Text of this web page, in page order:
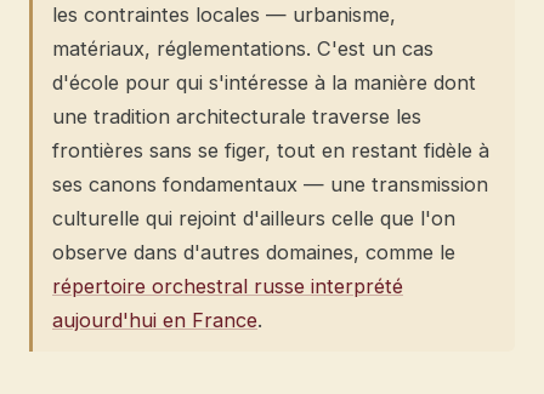
les contraintes locales — urbanisme,
matériaux, réglementations. C'est un cas
d'école pour qui s'intéresse à la manière dont
une tradition architecturale traverse les
frontières sans se figer, tout en restant fidèle à
ses canons fondamentaux — une transmission
culturelle qui rejoint d'ailleurs celle que l'on
observe dans d'autres domaines, comme le
répertoire orchestral russe interprété
aujourd'hui en France.